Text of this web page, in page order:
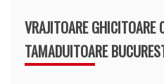
VRAJITOARE GHICITOARE
TAMADUITOARE